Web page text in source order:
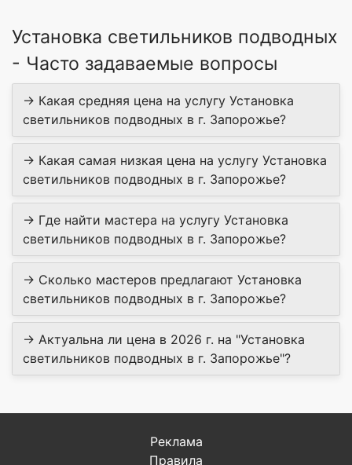
Установка светильников подводных
- Часто задаваемые вопросы
→ Какая средняя цена на услугу Установка
светильников подводных в г. Запорожье?
→ Какая самая низкая цена на услугу Установка
светильников подводных в г. Запорожье?
→ Где найти мастера на услугу Установка
светильников подводных в г. Запорожье?
→ Сколько мастеров предлагают Установка
светильников подводных в г. Запорожье?
→ Актуальна ли цена в 2026 г. на "Установка
светильников подводных в г. Запорожье"?
Реклама
Правила